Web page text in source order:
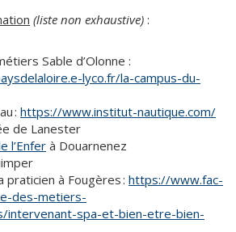
(liste non exhaustive) :
Sable d’Olonne :
lyco.fr/la-campus-du-
: https://www.institut-nautique.com/
de Lanester
l’Enferà Douarnenez
praticien à Fougères : https://www.fac-
des-metiers-
intervenant-spa-et-bien-etre-bien-